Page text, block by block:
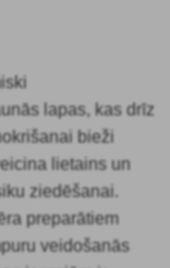
lapas, kas drīz
bieži
lietains un
ziedēšanai.
preparātiem
veidošanās